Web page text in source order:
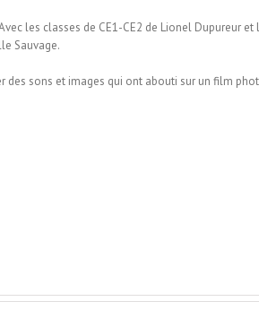
les classes de CE1-CE2 de Lionel Dupureur et
Sauvage.
des sons et images qui ont abouti sur un film